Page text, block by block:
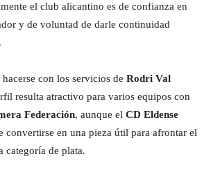
el club alicantino es de confianza en
y de voluntad de darle continuidad
con los servicios de Rodri Val
resulta atractivo para varios equipos con
Federación, aunque el CD Eldense
convertirse en una pieza útil para afrontar el
categoría de plata.